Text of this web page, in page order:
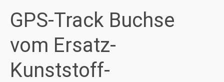
GPS-Track Buchse
vom Ersatz-
Kunststoff-